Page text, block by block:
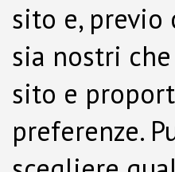
sito e, previo
sia nostri
sito e
preferenze.